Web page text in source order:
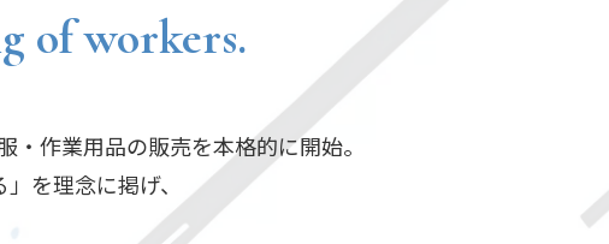
of workers.
作業用品の販売を本格的に開始。
を理念に掲げ、